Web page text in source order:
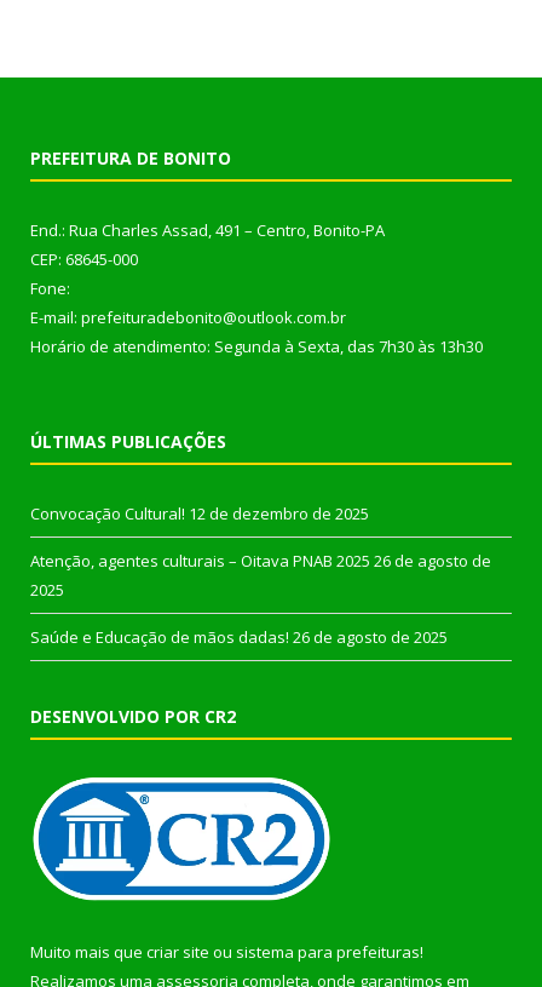
PREFEITURA DE BONITO
End.: Rua Charles Assad, 491 – Centro, Bonito-PA
CEP: 68645-000
Fone:
E-mail: prefeituradebonito@outlook.com.br
Horário de atendimento: Segunda à Sexta, das 7h30 às 13h30
ÚLTIMAS PUBLICAÇÕES
Convocação Cultural! 12 de dezembro de 2025
Atenção, agentes culturais – Oitava PNAB 2025 26 de agosto de
2025
Saúde e Educação de mãos dadas! 26 de agosto de 2025
DESENVOLVIDO POR CR2
Muito mais que criar site ou sistema para prefeituras!
Realizamos uma assessoria completa, onde garantimos em